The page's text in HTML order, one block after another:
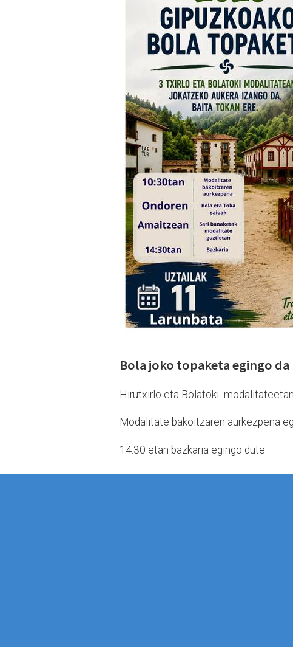
Bola joko topaketa egingo
Hirutxirlo eta Bolatoki
Modalitate bakoitzaren aurkezpena
14:30 etan bazkaria egingo dute.